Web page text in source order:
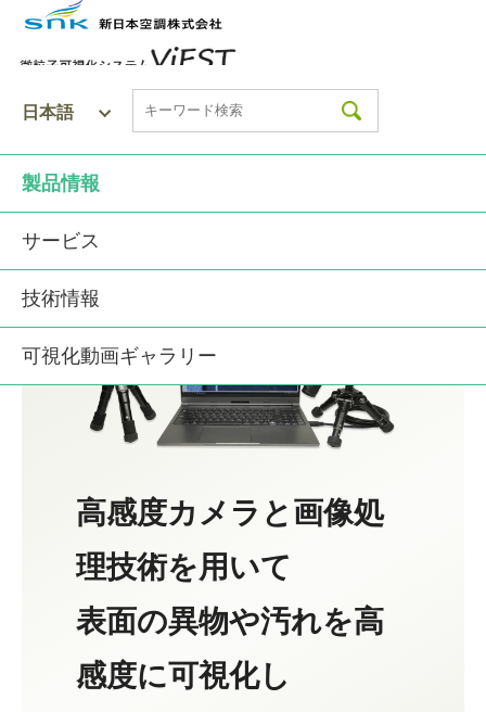
製品情報
サービス
技術情報
可視化動画ギャラリー
表面異物高感度可視化ツール
Ｄスコープ
微粒子可視化システムViEST
高感度カメラと画像処
理技術を用いて
表面の異物や汚れを高
感度に可視化し